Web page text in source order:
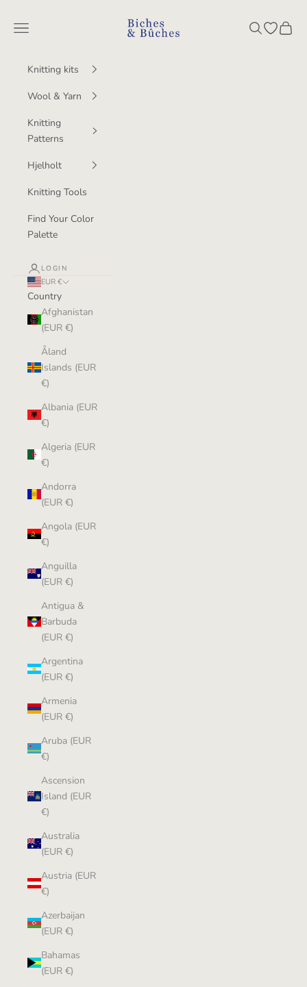
BichesetBuches
Navigation menu SearchOpen
Cart
Knitting kits
Wool & Yarn
Knitting
Patterns
Hjelholt
Knitting Tools
Find Your Color
Palette
LOGIN
EUR €
Country
Afghanistan
(EUR €)
Åland
Islands (EUR
€)
Albania (EUR
€)
Algeria (EUR
€)
Andorra
(EUR €)
Angola (EUR
€)
Anguilla
(EUR €)
Antigua &
Barbuda
(EUR €)
Argentina
(EUR €)
Armenia
(EUR €)
Aruba (EUR
€)
Ascension
Island (EUR
€)
Australia
(EUR €)
Austria (EUR
€)
Azerbaijan
(EUR €)
Bahamas
(EUR €)